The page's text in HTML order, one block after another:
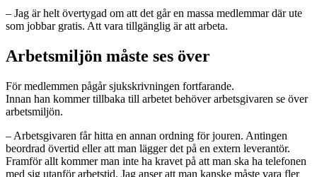
– Jag är helt övertygad om att det går en massa medlemmar där ute
som jobbar gratis. Att vara tillgänglig är att arbeta.
Arbetsmiljön måste ses över
För medlemmen pågår sjukskrivningen fortfarande.
Innan han kommer tillbaka till arbetet behöver arbetsgivaren se över
arbetsmiljön.
– Arbetsgivaren får hitta en annan ordning för jouren. Antingen
beordrad övertid eller att man lägger det på en extern leverantör.
Framför allt kommer man inte ha kravet på att man ska ha telefonen
med sig utanför arbetstid. Jag anser att man kanske måste vara fler